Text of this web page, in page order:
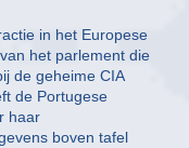
in het Europese
het parlement die
de geheime CIA
de Portugese
haar
boven tafel